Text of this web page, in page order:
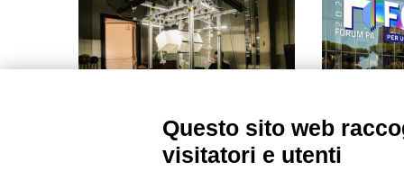
ROSAIA: il manipolatore
flessibile e intelligente per
eseguire in sicurezza le
progetti
Julia
Questo sito web
visitatori e utenti